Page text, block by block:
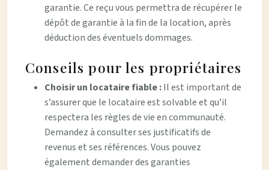
garantie. Ce reçu vous permettra de récupérer le
dépôt de garantie à la fin de la location, après
déduction des éventuels dommages.
Conseils pour les propriétaires
Choisir un locataire fiable :Il est important de
s’assurer que le locataire est solvable et qu’il
respectera les règles de vie en communauté.
Demandez à consulter ses justificatifs de
revenus et ses références. Vous pouvez
également demander des garanties